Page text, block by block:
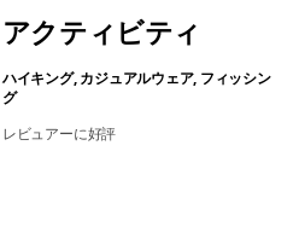
アクティビティ
ハイキング, カジュアルウェア, フィッシン
グ
レビュアーに好評